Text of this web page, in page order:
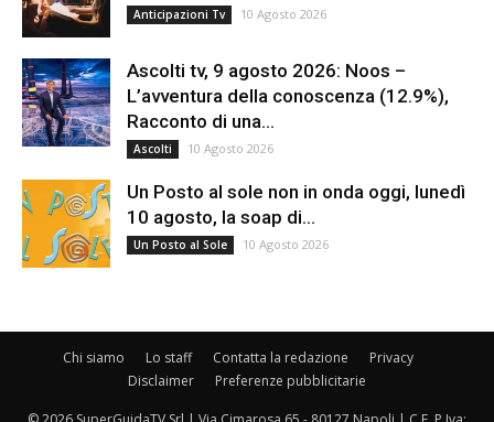
Anticipazioni Tv 10 Agosto 2026
Ascolti tv, 9 agosto 2026: Noos –
L’avventura della conoscenza (12.9%),
Racconto di una...
Ascolti 10 Agosto 2026
Un Posto al sole non in onda oggi, lunedì
10 agosto, la soap di...
Un Posto al Sole 10 Agosto 2026
Chi siamo Lo staff Contatta la redazione
Privacy
Disclaimer
Preferenze pubblicitarie